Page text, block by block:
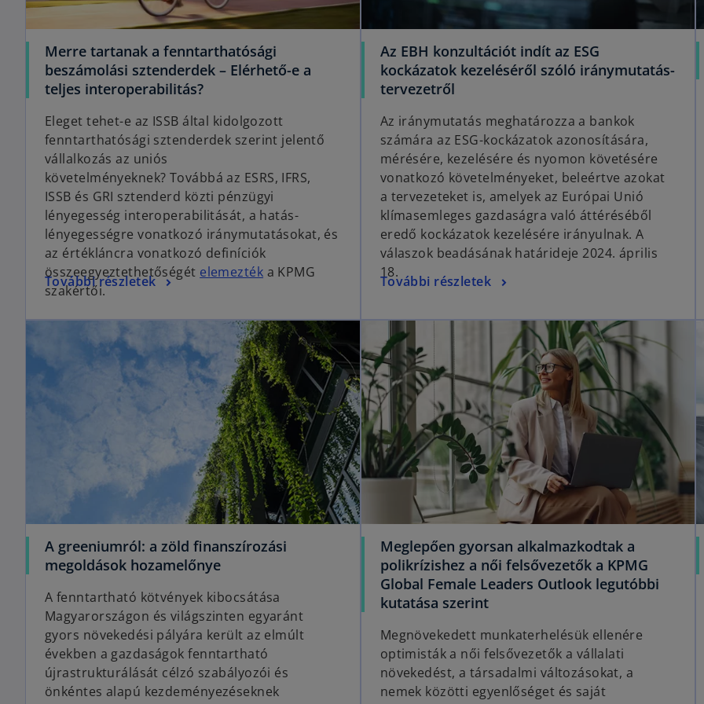
Merre tartanak a fenntarthatósági
beszámolási sztenderdek – Elérhető-e a
teljes interoperabilitás?o
e
n
i
n
a
n
e
w
a
Eleget tehet-e az ISSB által kidolgozott
fenntarthatósági sztenderdek szerint jelentő
vállalkozás az uniós
követelményeknek? Továbbá az ESRS, IFRS,
ISSB és GRI sztenderd közti pénzügyi
lényegesség interoperabilitását, a hatás-
lényegességre vonatkozó iránymutatásokat, és
az értékláncra vonatkozó definíciók
összeegyeztethetőségét elemeztéko
n
s
i
n
a
n
e
w
t
a
b
a KPMG
szakértői.
További részletek
o
p
e
s
b
Az EBH konzultációt indít az ESG
kockázatok kezeléséről szóló iránymutatás-
tervezetrőlo
e
n
s
i
n
a
n
e
w
a
Az iránymutatás meghatározza a bankok
számára az ESG-kockázatok azonosítására,
mérésére, kezelésére és nyomon követésére
vonatkozó követelményeket, beleértve azokat
a tervezeteket is, amelyek az Európai Unió
klímasemleges gazdaságra való áttéréséből
eredő kockázatok kezelésére irányulnak. A
válaszok beadásának határideje 2024. április
18.
További részletek
o
e
n
s
i
n
a
n
e
w
b
A greeniumról: a zöld finanszírozási
megoldások hozamelőnyeo
e
n
s
i
n
a
A fenntartható kötvények kibocsátása
Magyarországon és világszinten egyaránt
gyors növekedési pályára került az elmúlt
években a gazdaságok fenntartható
újrastrukturálását célzó szabályozói és
önkéntes alapú kezdeményezéseknek
opens in a new tab
Meglepően gyorsan alkalmazkodtak a
polikrízishez a női felsővezetők a KPMG
Global Female Leaders Outlook legutóbbi
kutatása szerinto
e
n
s
i
Megnövekedett munkaterhelésük ellenére
optimisták a női felsővezetők a vállalati
növekedést, a társadalmi változásokat, a
nemek közötti egyenlőséget és saját
opens in a new tab